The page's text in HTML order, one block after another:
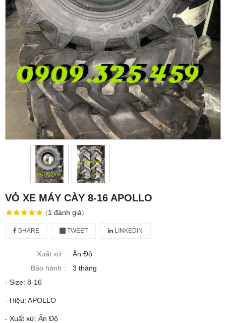
VỎ XE MÁY CÀY 8-16 APOLLO
(1 đánh giá)
SHARE TWEET LINKEDIN
Xuất xứ :
Ấn Độ
Bảo hành :
3 tháng
- Size: 8-16
- Hiệu: APOLLO
- Xuất xứ: Ấn Độ